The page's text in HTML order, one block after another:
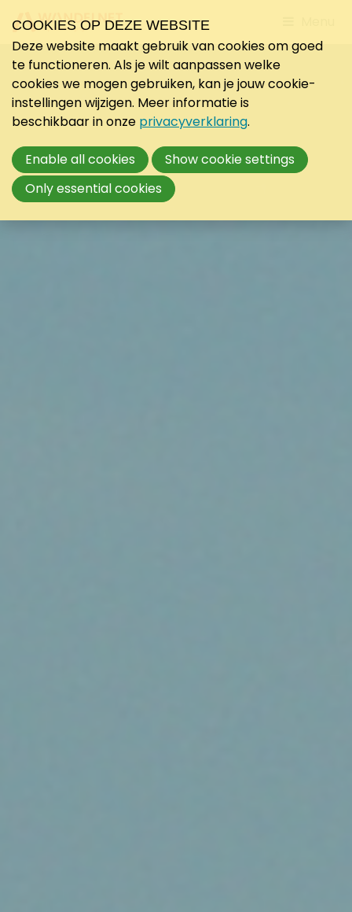
to
COOKIES OP DEZE WEBSITE
Deze website maakt gebruik van cookies om goed
te functioneren. Als je wilt aanpassen welke
cookies we mogen gebruiken, kan je jouw cookie-
instellingen wijzigen. Meer informatie is
beschikbaar in onze privacyverklaring.
Enable all cookies
Show cookie settings
Only essential cookies